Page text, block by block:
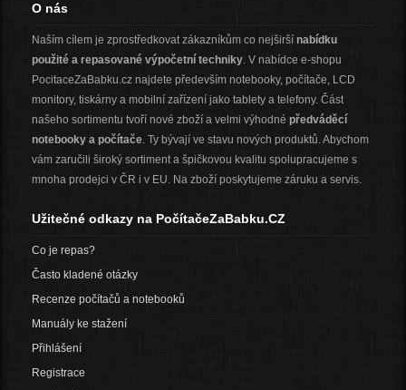
O nás
Naším cílem je zprostředkovat zákazníkům co nejširší nabídku
použité a repasované výpočetní techniky. V nabídce e-shopu
PocitaceZaBabku.cz najdete především notebooky, počítače, LCD
monitory, tiskárny a mobilní zařízení jako tablety a telefony. Část
našeho sortimentu tvoří nové zboží a velmi výhodné předváděcí
notebooky a počítače. Ty bývají ve stavu nových produktů. Abychom
vám zaručili široký sortiment a špičkovou kvalitu spolupracujeme s
mnoha prodejci v ČR i v EU. Na zboží poskytujeme záruku a servis.
Užitečné odkazy na PočítačeZaBabku.CZ
Co je repas?
Často kladené otázky
Recenze počítačů a notebooků
Manuály ke stažení
Přihlášení
Registrace